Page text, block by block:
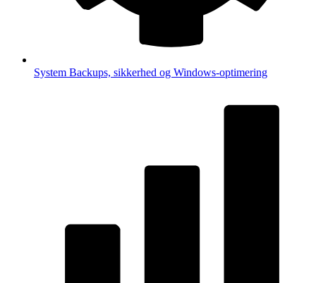
System Backups, sikkerhed og Windows-optimering